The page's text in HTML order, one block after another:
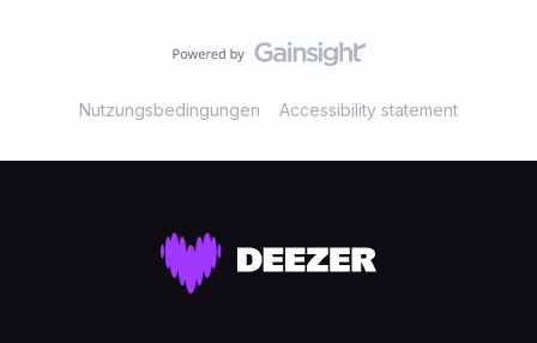
Nutzungsbedingungen Accessibility statement